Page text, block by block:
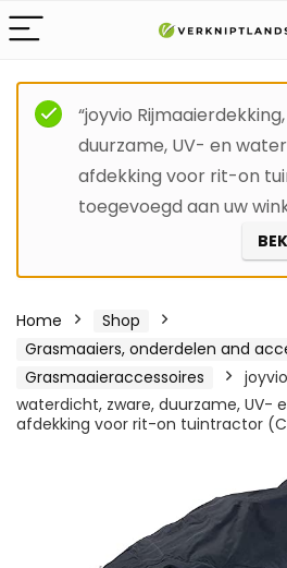
“joyvio
duurzame, UV- en
afdekking voor rit-on
toegevoegd aan uw
Home
Shop
Grasmaaiers, onderdelen and
Grasmaaieraccessoires
waterdicht, zware, duurzame, UV-
afdekking voor rit-on tuintractor